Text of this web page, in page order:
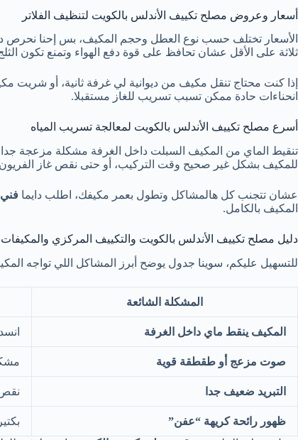
أسعار وعروض مصلح تكييف الأندلس بالكويت لتنظيف الفلاتر
الأسعار تختلف حسب نوع العطل وحجم المكيف، بس إحنا نحرص
ثلاثة على الأقل عشان تحافظ على قوة دفع الهواء وتمنع تكون
إذا كنت محتاج تنقل مكيف من ديوانية لي غرفة ثانية، أو شريت
انحناءات حادة ممكن تسبب تسريب للغاز مستقبلا.
أسرع مصلح تكييف الأندلس بالكويت لمعالجة تسريب المياه
تنقيط الماي من المكيف السبلت داخل الغرفة مشكلة مزعجة جدا،
للمكيف بشكل غير صحيح وقت التركيب، أو حتى نقص غاز
عشان تتجنب كل هالمشاكل وتطول بعمر مكيفك، اطلب دايما
المكيف بالكامل.
دليل مصلح تكييف الأندلس بالكويت والتكييف المركزي
للتسهيل عليكم، سوينا جدول يوضح أبرز المشاكل اللي تواجه
المشكلة الشائعة
المكيف ينقط ماي داخل الغرفة
صوت مزعج أو طقطقة قوية
التبريد ضعيف جدا نقص
ظهور رائحة كريهة “عفن”